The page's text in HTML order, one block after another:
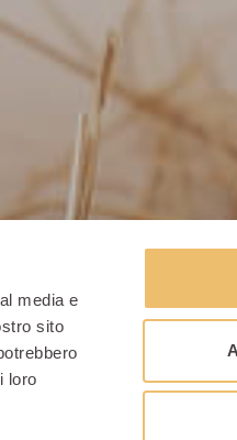
media e
sito
loro